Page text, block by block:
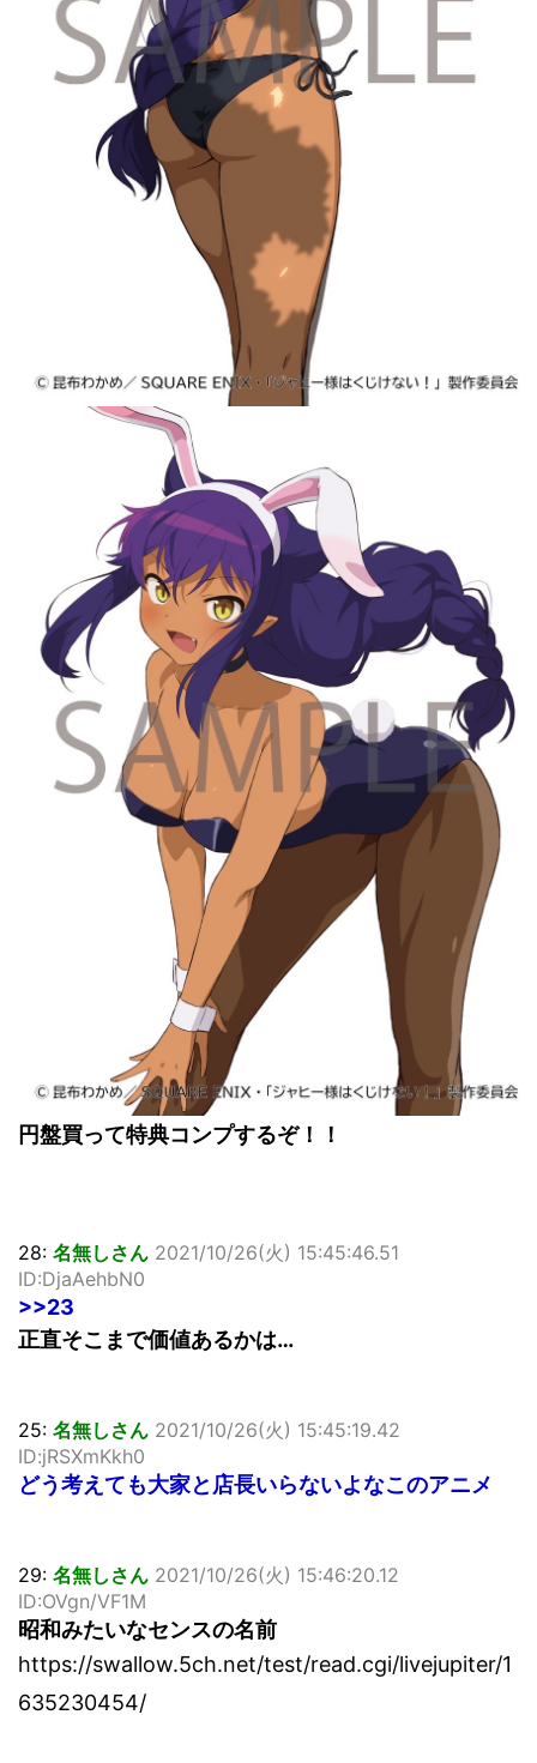
円盤買って特典コンプするぞ！！
28: 名無しさん 2021/10/26(火) 15:45:46.51
ID:DjaAehbN0
>>23
正直そこまで価値あるかは…
25: 名無しさん 2021/10/26(火) 15:45:19.42
ID:jRSXmKkh0
どう考えても大家と店長いらないよなこのアニメ
29: 名無しさん 2021/10/26(火) 15:46:20.12
ID:OVgn/VF1M
昭和みたいなセンスの名前
https://swallow.5ch.net/test/read.cgi/livejupiter/1
635230454/